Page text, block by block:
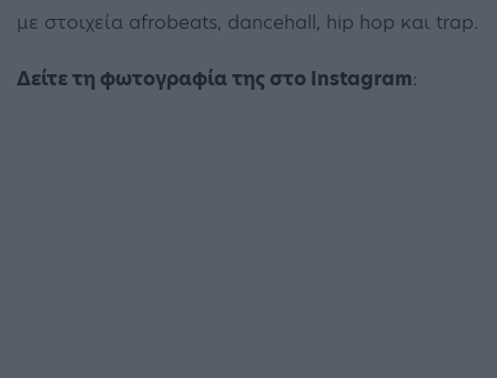
με στοιχεία afrobeats, dancehall, hip hop και trap.
Δείτε τη φωτογραφία της στο Instagram: